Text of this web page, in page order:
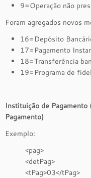
9=Operação não
Foram agregados novos
16=Depósito
17=Pagamento
18=Transferência
19=Programa de
Instituição de
Pagamento)
Exemplo:
<pag>
<detPag>
<tPag>03</tPag>